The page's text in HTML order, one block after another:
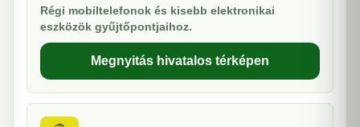
Régi mobiltelefonok és kisebb elektronikai
eszközök gyűjtőpontjaihoz.
Megnyitás hivatalos térképen